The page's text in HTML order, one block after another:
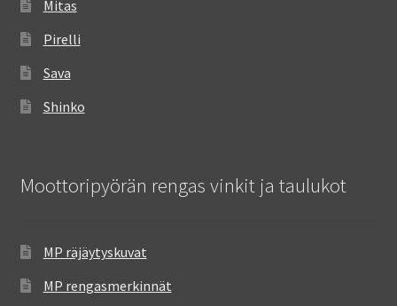
Mitas
Pirelli
Sava
Shinko
Moottoripyörän rengas vinkit ja taulukot
MP räjäytyskuvat
MP rengasmerkinnät